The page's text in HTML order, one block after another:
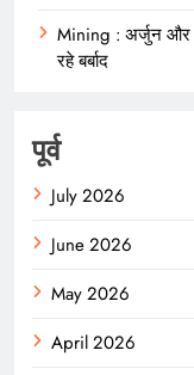
Mining : अर्जुन और
रहे बर्बाद
पूर्व
July 2026
June 2026
May 2026
April 2026